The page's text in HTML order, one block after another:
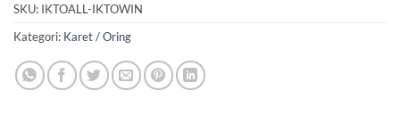
SKU: IKTOALL-IKTOWIN
Kategori: Karet / Oring